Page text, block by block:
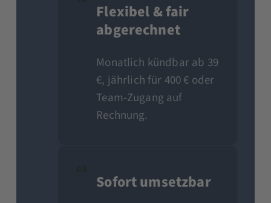
Flexibel & fair
abgerechnet
Monatlich kündbar ab 39
€, jährlich für 400 € oder
Team-Zugang auf
Rechnung.
Sofort umsetzbar